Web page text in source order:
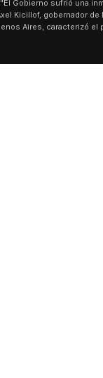
🎙️
de
Ley
La
San
"la
sino
San
miles de
de Buenos
agua y
últimos días: